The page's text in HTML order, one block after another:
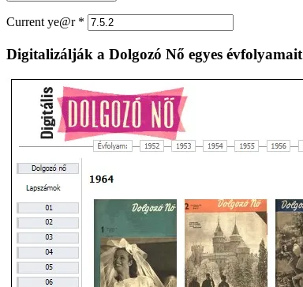
Current ye@r *
Digitalizálják a Dolgozó Nő egyes évfolyamait